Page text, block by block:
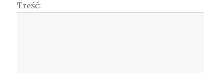
Treść: